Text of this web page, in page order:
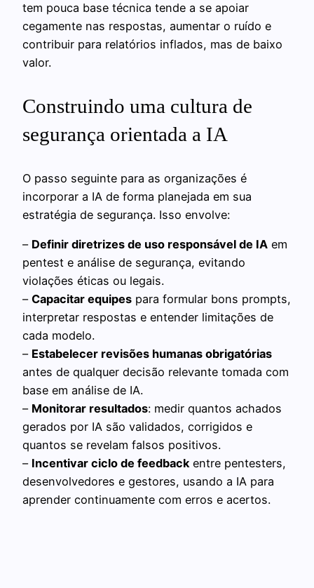
tem pouca base técnica tende a se apoiar
cegamente nas respostas, aumentar o ruído e
contribuir para relatórios inflados, mas de baixo
valor.
Construindo uma cultura de
segurança orientada a IA
O passo seguinte para as organizações é
incorporar a IA de forma planejada em sua
estratégia de segurança. Isso envolve:
– Definir diretrizes de uso responsável de IA em
pentest e análise de segurança, evitando
violações éticas ou legais.
– Capacitar equipes para formular bons prompts,
interpretar respostas e entender limitações de
cada modelo.
– Estabelecer revisões humanas obrigatórias
antes de qualquer decisão relevante tomada com
base em análise de IA.
– Monitorar resultados: medir quantos achados
gerados por IA são validados, corrigidos e
quantos se revelam falsos positivos.
– Incentivar ciclo de feedback entre pentesters,
desenvolvedores e gestores, usando a IA para
aprender continuamente com erros e acertos.